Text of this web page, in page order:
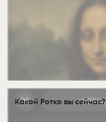
Какой Ротко вы сейчас?